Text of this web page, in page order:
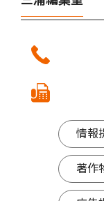
情報
著作